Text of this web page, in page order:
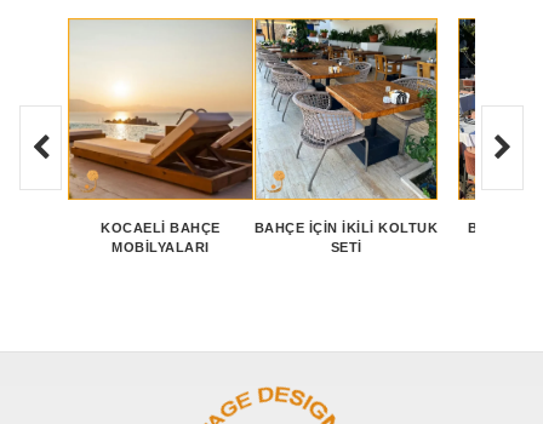
KOCAELİ BAHÇE
MOBİLYALARI
BAHÇE İÇIN İKILI KOLTUK
SETI
BAHÇE